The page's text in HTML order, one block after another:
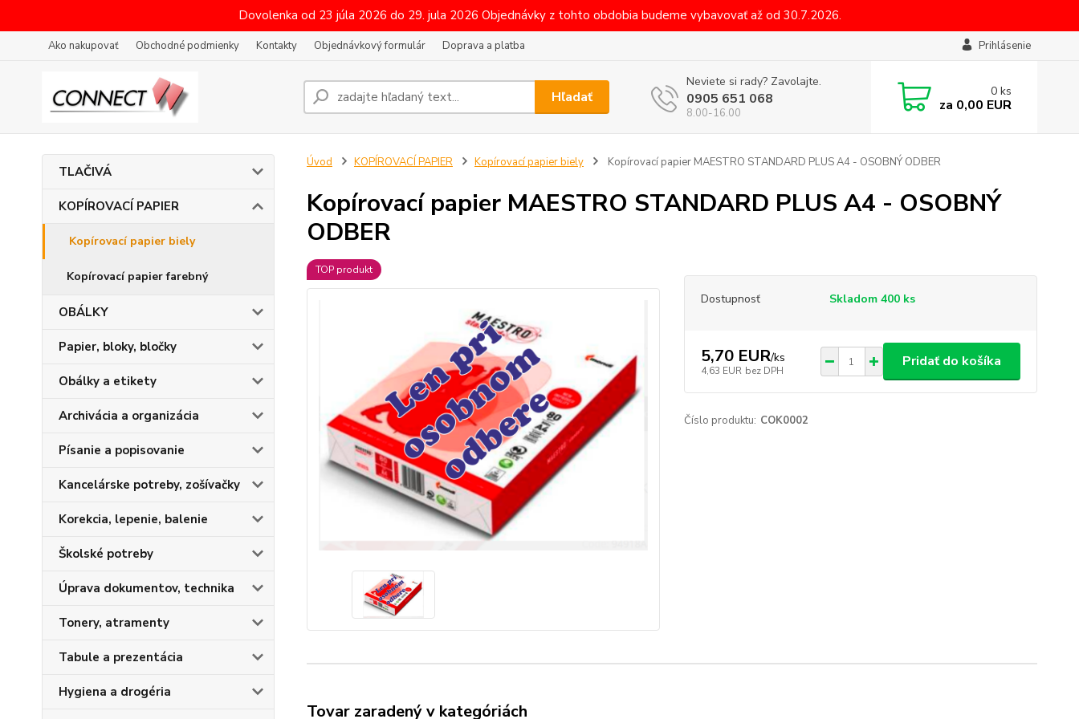
Dovolenka od 23 júla 2026 do 29. jula 2026 Objednávky z tohto obdobia budeme vybavovať až od 30.7.2026.
Ako nakupovať Obchodné podmienky Kontakty Objednávkový formulár Doprava a platba Prihlásenie
Hľadať
Neviete si rady? Zavolajte.
0905 651 068
8.00-16.00
0 ks
za 0,00 EUR
TLAČIVÁ
KOPÍROVACÍ PAPIER
Kopírovací papier biely
Kopírovací papier farebný
OBÁLKY
Papier, bloky, bločky
Obálky a etikety
Archivácia a organizácia
Písanie a popisovanie
Kancelárske potreby, zošívačky
Korekcia, lepenie, balenie
Školské potreby
Úprava dokumentov, technika
Tonery, atramenty
Tabule a prezentácia
Hygiena a drogéria
Úvod KOPÍROVACÍ PAPIER Kopírovací papier biely Kopírovací papier MAESTRO STANDARD PLUS A4 - OSOBNÝ ODBER
Kopírovací papier MAESTRO STANDARD PLUS A4 - OSOBNÝ
ODBER
TOP produkt
Dostupnosť Skladom 400 ks
5,70 EUR/ks
4,63 EUR bez DPH
Pridať do košíka
Číslo produktu: COK0002
Tovar zaradený v kategóriách